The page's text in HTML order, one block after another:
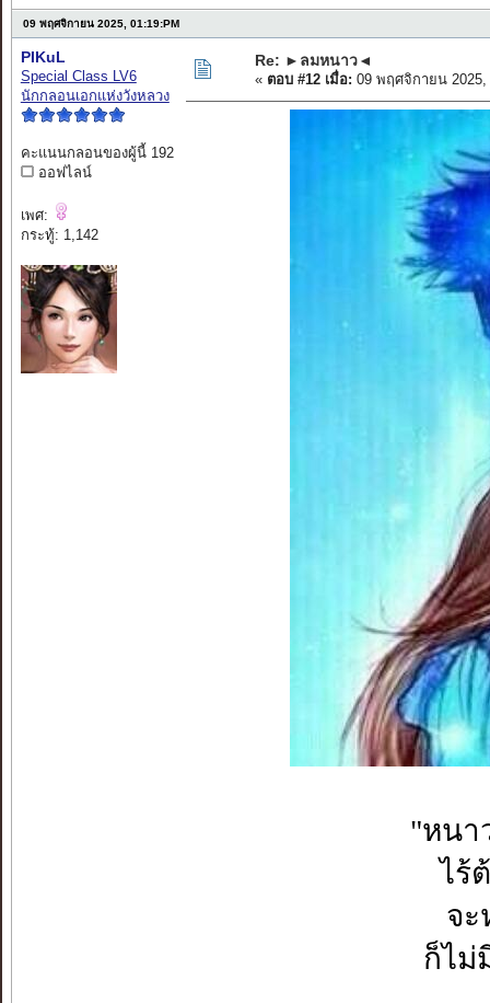
09 พฤศจิกายน 2025, 01:19:PM
PIKuL
Special Class LV6
นักกลอนเอกแห่งวังหลวง
คะแนนกลอนของผู้นี้ 192
ออฟไลน์
เพศ:
กระทู้: 1,142
Re: ►ลมหนาว◄
« ตอบ #12 เมื่อ: 09 พฤศจิกายน 2025,
"หนา
ไร้
จ
ก็ไม่